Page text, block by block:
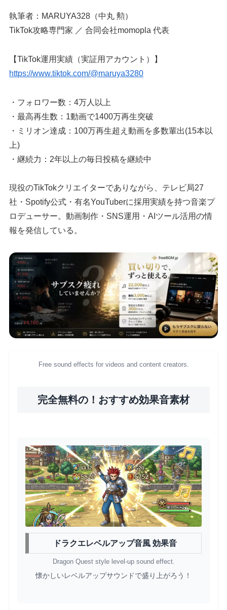
執筆者：MARUYA328（中丸 勲）
TikTok攻略専門家 ／ 合同会社momopla 代表
【TikTok運用実績（実証用アカウント）】
https://www.tiktok.com/@maruya3280
・フォロワー数：4万人以上
・最高再生数：1動画で1400万再生突破
・ミリオン達成：100万再生超え動画を多数輩出(15本以
上)
・継続力：2年以上の毎日投稿を継続中
現役のTikTokクリエイターでありながら、テレビ局27
社・Spotify公式・有名YouTuberに採用実績を持つ音楽プ
ロデューサー。動画制作・SNS運用・AIツール活用の情
報を発信している。
Free sound effects for videos and content creators.
完全無料の！おすすめ効果音素材
ドラクエレベルアップ音風 効果音
Dragon Quest style level-up sound effect.
懐かしいレベルアップサウンドで盛り上がろう！